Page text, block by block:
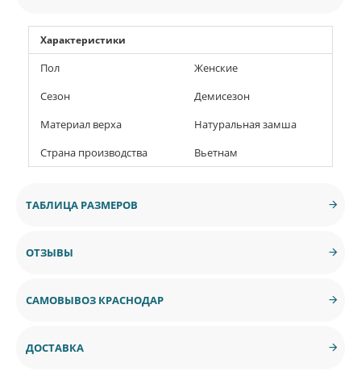
Характеристики
Пол
Женские
Сезон
Демисезон
Материал верха
Натуральная замша
Страна производства
Вьетнам
ТАБЛИЦА РАЗМЕРОВ
ОТЗЫВЫ
САМОВЫВОЗ КРАСНОДАР
ДОСТАВКА